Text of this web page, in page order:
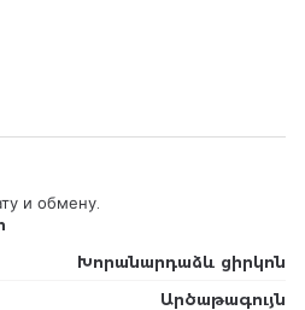
и обмену.
Խորանարդաձև ցիրկոն
Արծաթագույն